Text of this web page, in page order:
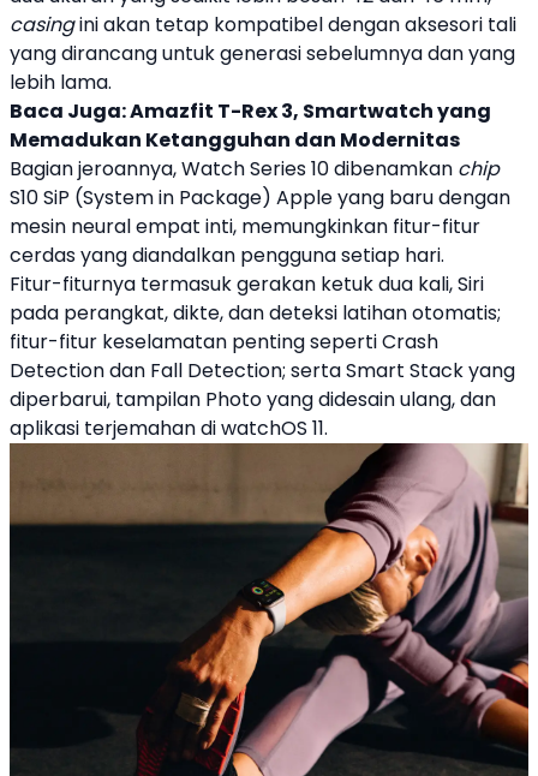
casingini akan tetap kompatibel dengan aksesori tali
yang dirancang untuk generasi sebelumnya dan yang
lebih lama.
Baca Juga:Amazfit T-Rex 3, Smartwatch yang
Memadukan Ketangguhan dan Modernitas
Bagian jeroannya,Watch Series 10dibenamkan chip
S10SiP (System in Package) Appleyang baru dengan
mesin neural empat inti, memungkinkan fitur-fitur
cerdas yang diandalkan pengguna setiap hari.
Fitur-fiturnya termasuk gerakan ketuk dua kali, Siri
pada perangkat, dikte, dan deteksi latihan otomatis;
fitur-fitur keselamatan penting seperti Crash
Detection dan Fall Detection; serta Smart Stack yang
diperbarui, tampilan Photo yang didesain ulang, dan
aplikasi terjemahan di watchOS 11.